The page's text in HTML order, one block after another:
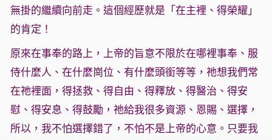
無掛的繼續向前走。這個經歷就是「在主裡、得榮耀」
的肯定！
原來在事奉的路上，上帝的旨意不限於在哪裡事奉、服
侍什麼人、在什麼崗位、有什麼頭銜等等，祂想我們常
在祂裡面，得拯救、得自由、得釋放、得醫治、得安
慰、得安息、得鼓勵，祂給我很多資源、恩賜、選擇，
所以，我不怕選擇錯了，不怕不是上帝的心意。只要我